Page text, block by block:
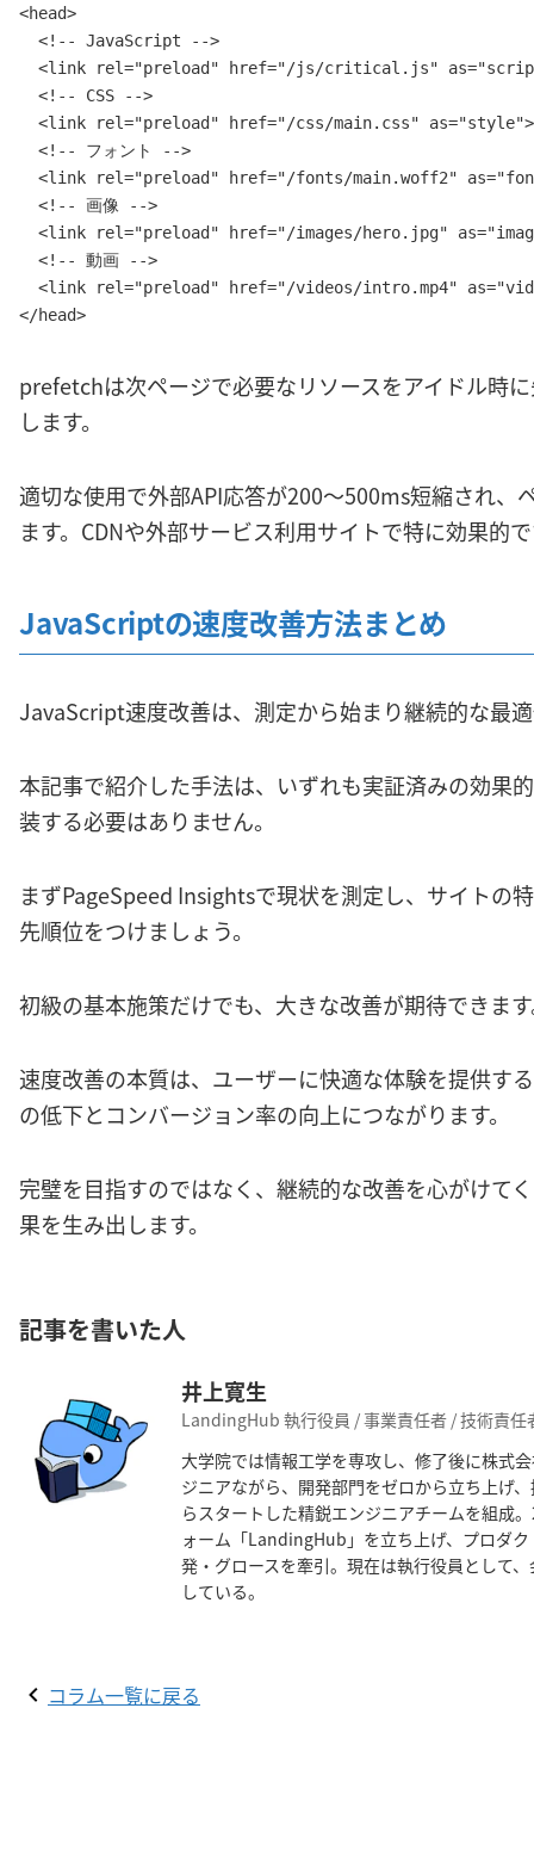
<head>
  <!-- JavaScript -->
<link rel="preload" href="/js/critical.js"
  <!-- CSS -->
  <link rel="preload" href="/css/main.css" as="style">
  <!-- フォント -->
<link rel="preload" href="/fonts/main.woff2"
  <!-- 画像 -->
<link rel="preload" href="/images/hero.jpg"
  <!-- 動画 -->
<link rel="preload" href="/videos/intro.mp4"
</head>
prefetchは次ページで必要なリソースをアイドル時
します。
適切な使用で外部API応答が200〜500ms短縮され、
ます。CDNや外部サービス利用サイトで特に効果的
JavaScriptの速度改善方法まとめ
JavaScript速度改善は、測定から始まり継続的な最
本記事で紹介した手法は、いずれも実証済みの効果
装する必要はありません。
まずPageSpeed Insightsで現状を測定し、サイトの
先順位をつけましょう。
初級の基本施策だけでも、大きな改善が期待できま
速度改善の本質は、ユーザーに快適な体験を提供す
の低下とコンバージョン率の向上につながります。
完璧を目指すのではなく、継続的な改善を心がけて
果を生み出します。
記事を書いた人
井上寛生
LandingHub 執行役員 / 事業責任者 / 技術責任
大学院では情報工学を専攻し、修了後に株式
ジニアながら、開発部門をゼロから立ち上げ
らスタートした精鋭エンジニアチームを組成
ォーム「LandingHub」を立ち上げ、プロダ
発・グロースを牽引。現在は執行役員として
している。
コラム一覧に戻る